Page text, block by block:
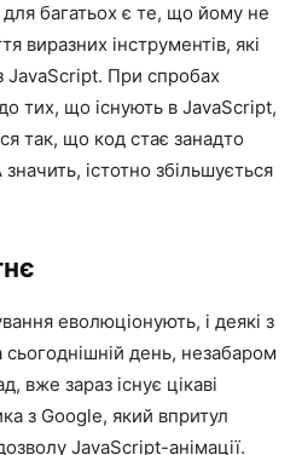
багатьох є те, що йому не
виразних інструментів, які
JavaScript. При спробах
тих, що існують в JavaScript,
так, що код стає занадто
істотно збільшується
еволюціонують, і деякі з
день, незабаром
вже зараз існує цікаві
з Google, який впритул
JavaScript-анімації.